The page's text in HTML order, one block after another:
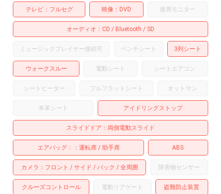
テレビ フルセグ 映像 DVD 後席モニター
オーディオ CD Bluetooth SD
ミュージックプレイヤー接続可 ベンチシート 3列シート
ウォークスルー 電動シート シートエアコン
シートヒーター フルフラットシート オットマン
本革シート アイドリングストップ
スライドドア 両側電動スライド
エアバッグ： 運転席 助手席 ABS
カメラ フロント サイド バック 全周囲 障害物センサー
クルーズコントロール 電動リアゲート 盗難防止装置